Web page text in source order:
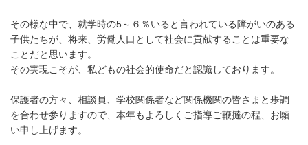
その様な中で、就学時の5～６％いると言われている障がいのある
子供たちが、将来、労働人口として社会に貢献することは重要な
ことだと思います。
その実現こそが、私どもの社会的使命だと認識しております。
保護者の方々、相談員、学校関係者など関係機関の皆さまと歩調
を合わせ参りますので、本年もよろしくご指導ご鞭撻の程、お願
い申し上げます。